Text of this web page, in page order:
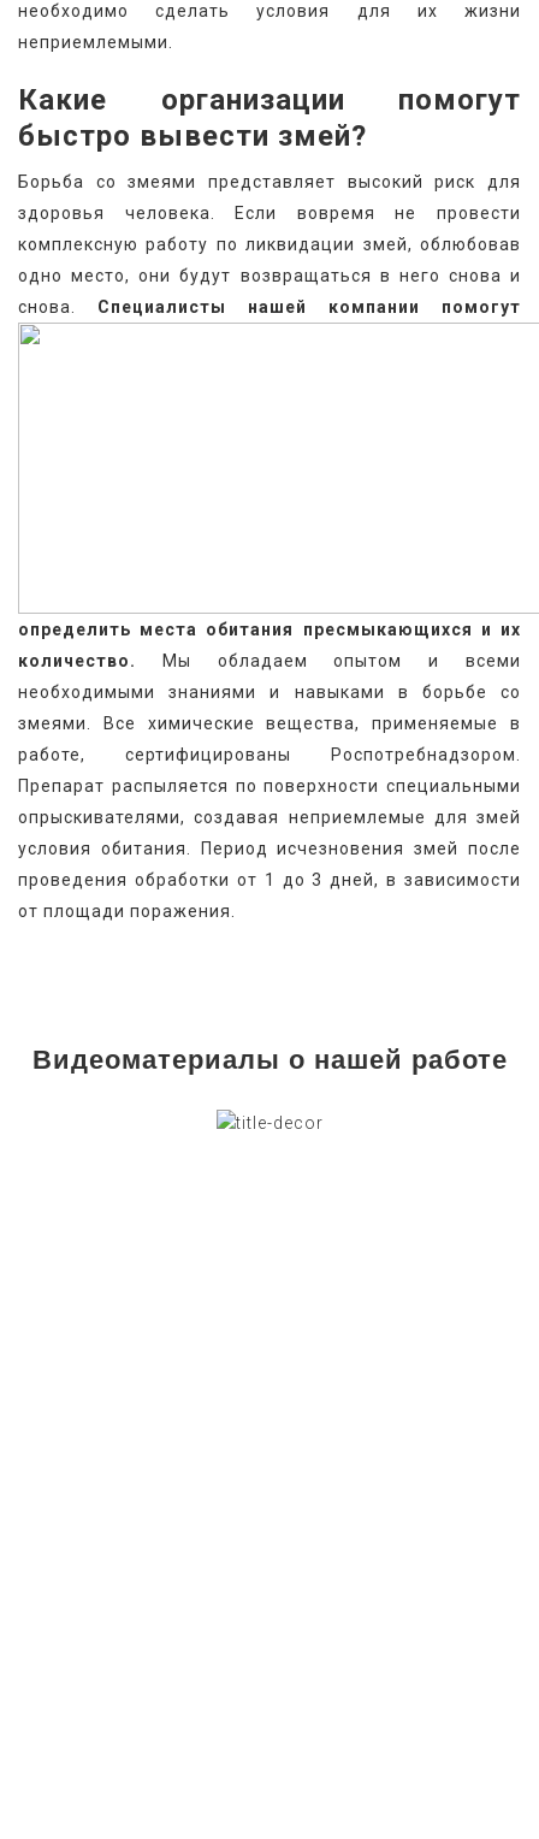
необходимо сделать условия для их жизни
неприемлемыми.
Какие организации помогут
быстро вывести змей?
Борьба со змеями представляет высокий риск для
здоровья человека. Если вовремя не провести
комплексную работу по ликвидации змей, облюбовав
одно место, они будут возвращаться в него снова и
снова. Специалисты нашей компании помогут
определить места обитания пресмыкающихся и их
количество.
Мы обладаем опытом и всеми
необходимыми знаниями и навыками в борьбе со
змеями. Все химические вещества, применяемые в
работе, сертифицированы Роспотребнадзором.
Препарат распыляется по поверхности специальными
опрыскивателями, создавая неприемлемые для змей
условия обитания. Период исчезновения змей после
проведения обработки от 1 до 3 дней, в зависимости
от площади поражения.
Видеоматериалы о нашей работе